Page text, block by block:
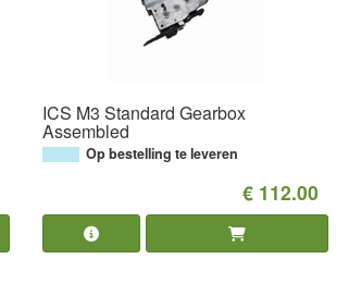
ICS M3 Standard Gearbox
Assembled
Op bestelling te leveren
€ 112.00